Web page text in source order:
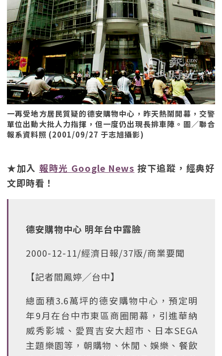
一再受地方居民質疑的德安購物中心，昨天熱鬧開幕，交警
單位出動大批人力指揮，但一度仍出現長排車陣。圖／聯合
報系資料照 (2001/09/27 于志旭攝影)
★加入 報時光 Google News 按下追蹤，經典好
文即時看！
德安購物中心 明年台中露臉
2000-12-11/經濟日報/37版/商業要聞
【記者閻鳳婷╱台中】
總面積3.6萬坪的德安購物中心，預定明
年9月在台中市東區商圈開幕，引進華納
威秀影城、愛買吉安大超市、日本SEGA
主題樂園等，朝購物、休閒、娛樂、餐飲